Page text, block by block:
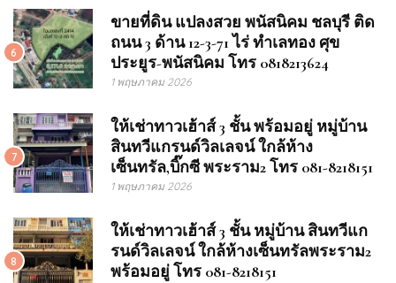
6
ขายที่ดิน แปลงสวย พนัสนิคม ชลบุรี ติด
ถนน 3 ด้าน 12-3-71 ไร่ ทำเลทอง ศุข
ประยูร-พนัสนิคม โทร 0818213624
1 พฤษภาคม 2026
7
ให้เช่าทาวเฮ้าส์ 3 ชั้น พร้อมอยู่ หมู่บ้าน
สินทวีแกรนด์วิลเลจน์ ใกล้ห้าง
เซ็นทรัล,บิ๊กซี พระราม2 โทร 081-8218151
1 พฤษภาคม 2026
8
ให้เช่าทาวเฮ้าส์ 3 ชั้น หมู่บ้าน สินทวีแก
รนด์วิลเลจน์ ใกล้ห้างเซ็นทรัลพระราม2
พร้อมอยู่ โทร 081-8218151